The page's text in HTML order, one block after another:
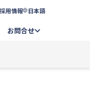
採用情報 日本語
お問合せ